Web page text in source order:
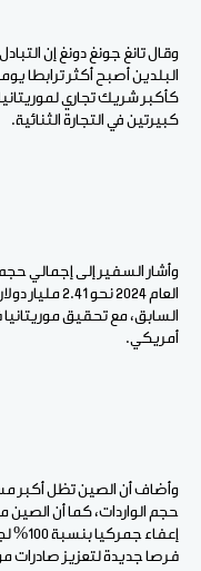
وقال تانغ جونغ دونغ إن التبادل
البلدين أصبح أكثر ترابطا
كأكبر شريكتجاري
كبيرتين في التجارة الثنائية.
وأشار السفير إلى إجمالي
العام 2024نحو 2.41مليار دولار
السابق،مع تحقيقموريتانيا
أمريكي.
وأضاف أن الصينتظل أكبر
حجم الواردات، كما أن الصين
إعفاءجمركيابنسبة 100% لجميع
فرصاجديدةلتعزيز صادرات